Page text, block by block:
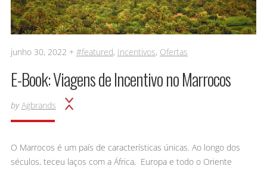
junho 30, 2022 + #featured, Incentivos, Ofertas
E-Book: Viagens de Incentivo no Marrocos
by Agbrands
O Marrocos é um país de características únicas. Ao longo dos
séculos, teceu laços com a África, Europa e todo o Oriente